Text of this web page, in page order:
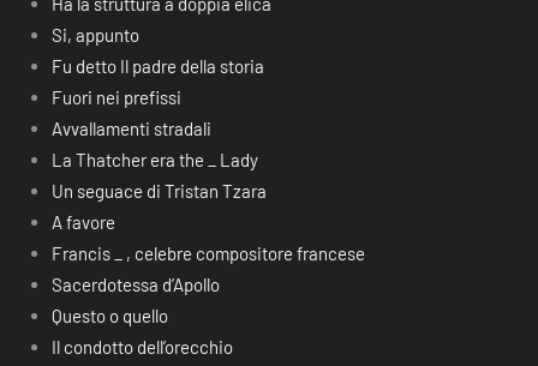
Si, appunto
Fu detto Il padre della storia
Fuori nei prefissi
Avvallamenti stradali
La Thatcher era the _ Lady
Un seguace di Tristan Tzara
A favore
Francis _ , celebre compositore francese
Sacerdotessa d’Apollo
Questo o quello
Il condotto dell’orecchio